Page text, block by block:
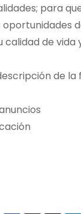
para
oportunidades
calidad de vida